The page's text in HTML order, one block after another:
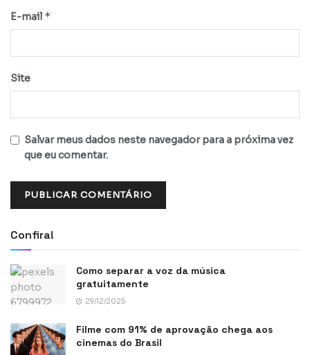
E-mail *
Site
Salvar meus dados neste navegador para a próxima vez
que eu comentar.
Confira!
Como separar a voz da música
gratuitamente
29/12/2025
Filme com 91% de aprovação chega aos
cinemas do Brasil